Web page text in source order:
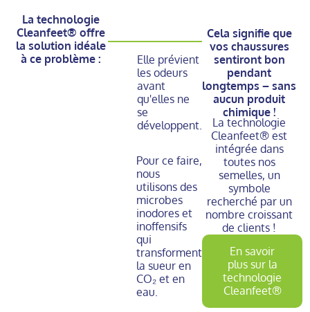
La technologie
Cleanfeet® offre
la solution idéale
à ce problème :
Elle prévient
les odeurs
avant
qu'elles ne
se
développent.
Pour ce faire,
nous
utilisons des
microbes
inodores et
inoffensifs
qui
transforment
la sueur en
CO₂ et en
eau.
Cela signifie que
vos chaussures
sentiront bon
pendant
longtemps – sans
aucun produit
chimique !
La technologie
Cleanfeet® est
intégrée dans
toutes nos
semelles, un
symbole
recherché par un
nombre croissant
de clients !
En savoir
plus sur la
technologie
Cleanfeet®